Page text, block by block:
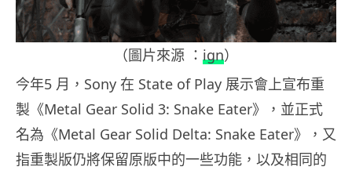
（圖片來源 ： ign）
今年5 月，Sony 在 State of Play 展示會上宣布重
製《Metal Gear Solid 3: Snake Eater》，並正式
名為《Metal Gear Solid Delta: Snake Eater》，又
指重製版仍將保留原版中的一些功能，以及相同的